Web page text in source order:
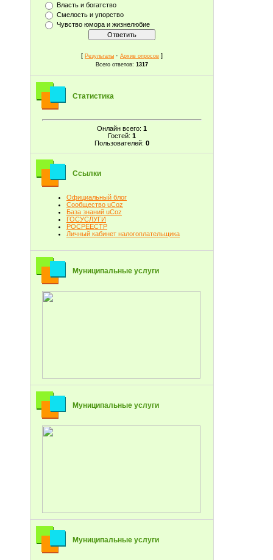
Власть и богатство
Смелость и упорство
Чувство юмора и жизнелюбие
[ Результаты · Архив опросов ]
Всего ответов: 1317
Статистика
Онлайн всего: 1
Гостей: 1
Пользователей: 0
Ссылки
Официальный блог
Сообщество uCoz
База знаний uCoz
ГОСУСЛУГИ
РОСРЕЕСТР
Личный кабинет налогоплательщика
Муниципальные услуги
Муниципальные услуги
Муниципальные услуги